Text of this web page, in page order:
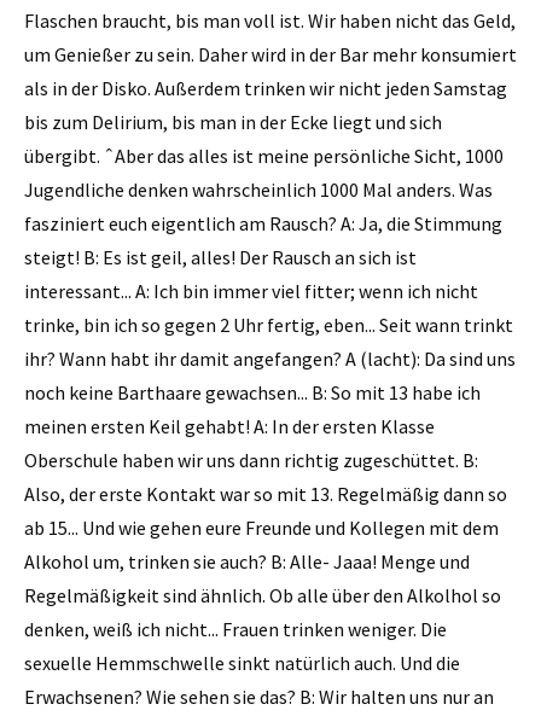
Flaschen braucht, bis man voll ist. Wir haben nicht das Geld,
um Genießer zu sein. Daher wird in der Bar mehr konsumiert
als in der Disko. Außerdem trinken wir nicht jeden Samstag
bis zum Delirium, bis man in der Ecke liegt und sich
übergibt. ˆAber das alles ist meine persönliche Sicht, 1000
Jugendliche denken wahrscheinlich 1000 Mal anders. Was
fasziniert euch eigentlich am Rausch? A: Ja, die Stimmung
steigt! B: Es ist geil, alles! Der Rausch an sich ist
interessant... A: Ich bin immer viel fitter; wenn ich nicht
trinke, bin ich so gegen 2 Uhr fertig, eben... Seit wann trinkt
ihr? Wann habt ihr damit angefangen? A (lacht): Da sind uns
noch keine Barthaare gewachsen... B: So mit 13 habe ich
meinen ersten Keil gehabt! A: In der ersten Klasse
Oberschule haben wir uns dann richtig zugeschüttet. B:
Also, der erste Kontakt war so mit 13. Regelmäßig dann so
ab 15... Und wie gehen eure Freunde und Kollegen mit dem
Alkohol um, trinken sie auch? B: Alle- Jaaa! Menge und
Regelmäßigkeit sind ähnlich. Ob alle über den Alkolhol so
denken, weiß ich nicht... Frauen trinken weniger. Die
sexuelle Hemmschwelle sinkt natürlich auch. Und die
Erwachsenen? Wie sehen sie das? B: Wir halten uns nur an